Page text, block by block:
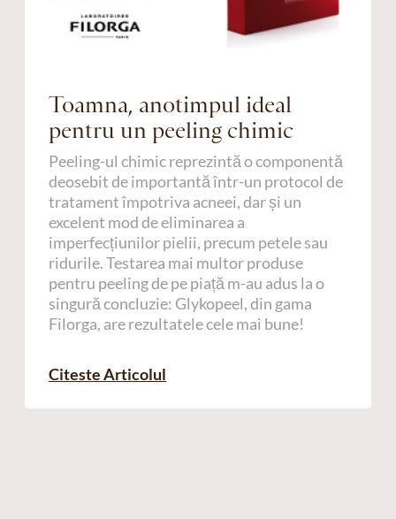
Toamna, anotimpul ideal
pentru un peeling chimic
Peeling-ul chimic reprezintă o componentă
deosebit de importantă într-un protocol de
tratament împotriva acneei, dar și un
excelent mod de eliminarea a
imperfecțiunilor pielii, precum petele sau
ridurile. Testarea mai multor produse
pentru peeling de pe piață m-au adus la o
singură concluzie: Glykopeel, din gama
Filorga, are rezultatele cele mai bune!
Citeste Articolul